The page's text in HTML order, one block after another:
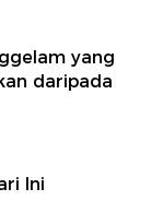
yang
daripada
Ini